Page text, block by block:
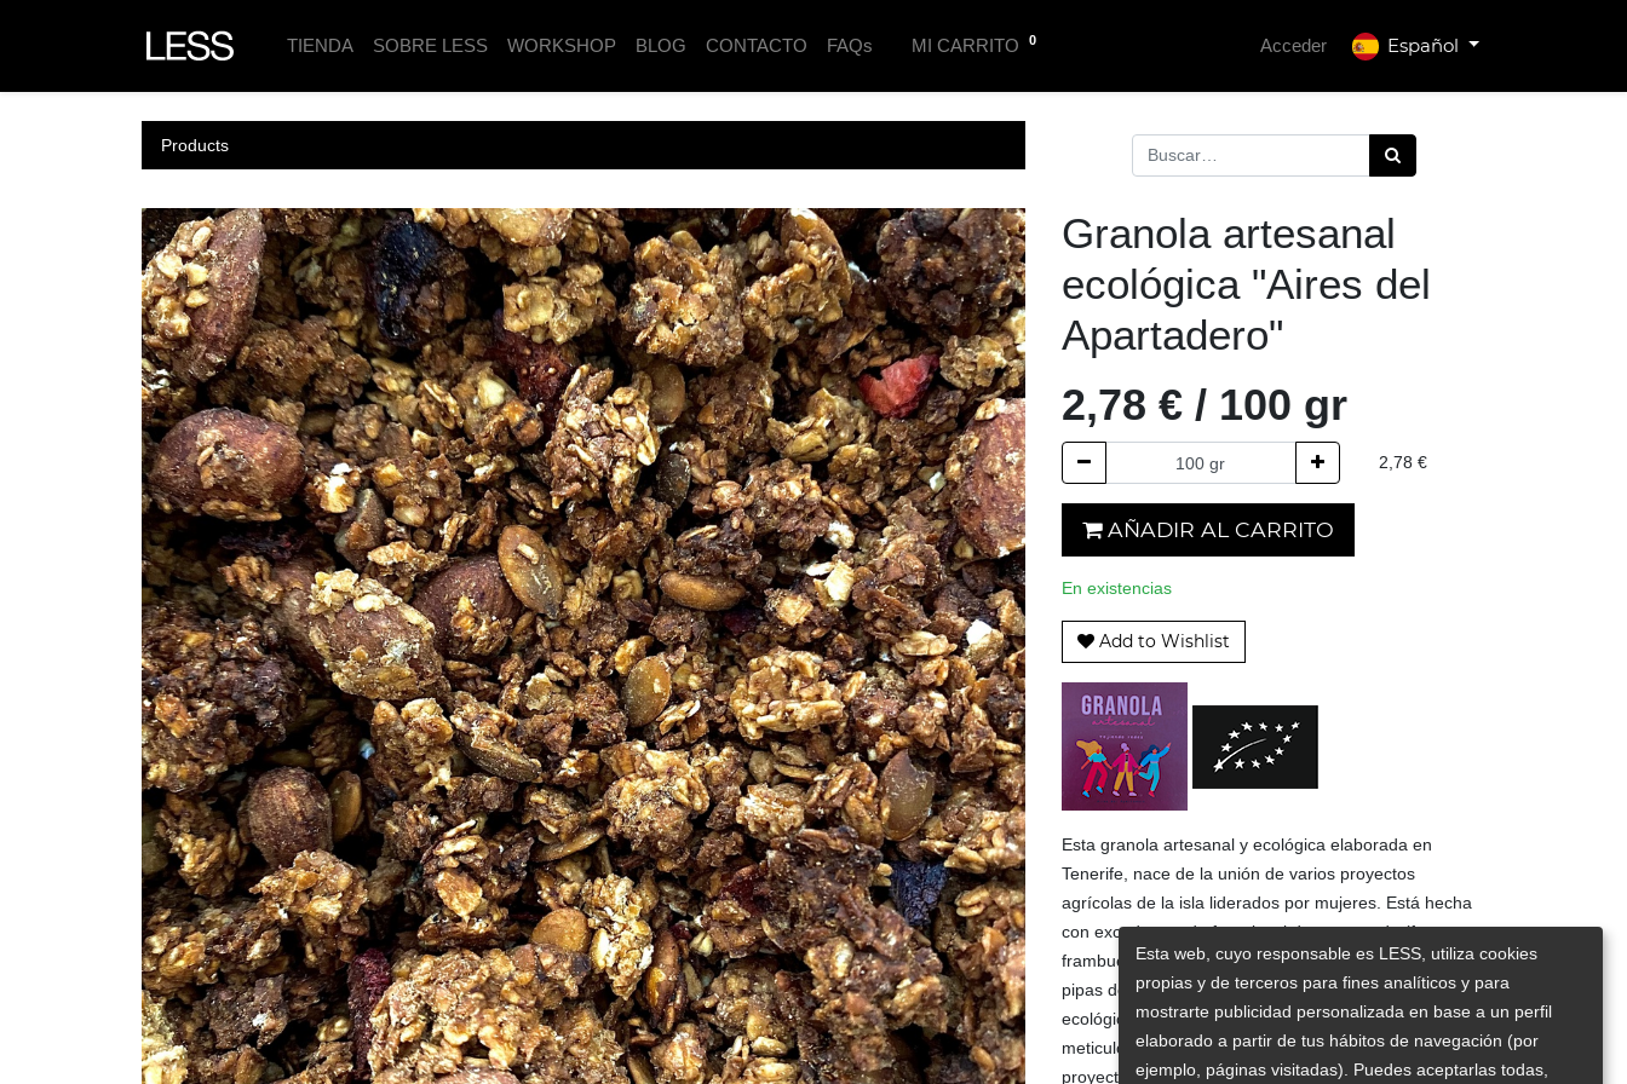
Español
TIENDA SOBRE LESS WORKSHOP BLOG CONTACTO FAQs MI CARRITO 0 Acceder
Products
Granola artesanal
ecológica "Aires del
Apartadero"
2,78 € / 100 gr
2,78 €
AÑADIR AL CARRITO
En existencias
Add to Wishlist
Esta granola artesanal y ecológica elaborada en
Tenerife, nace de la unión de varios proyectos
agrícolas de la isla liderados por mujeres. Está hecha
con excedentes de fruta local de temporada (fresa,
frambuesa, plátano...), avena sin gluten, almendras,
pipas de calabaza y está endulzada con panela
ecológica. Todos estos ingredientes, elegidos
meticulosamente por Lydia, la fundadora de este
proyecto, se mezclan y se hornean a baja temperatura
Esta web, cuyo responsable es LESS, utiliza cookies
propias y de terceros para fines analíticos y para
mostrarte publicidad personalizada en base a un perfil
elaborado a partir de tus hábitos de navegación (por
ejemplo, páginas visitadas). Puedes aceptarlas todas,